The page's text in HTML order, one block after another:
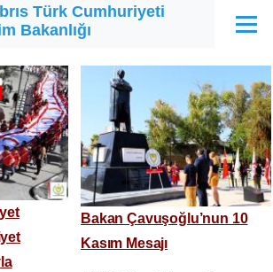
Türk Cumhuriyeti
Bakanlığı
Menü
Bakan Çavuşoğlu’nun 10
Kasım Mesajı